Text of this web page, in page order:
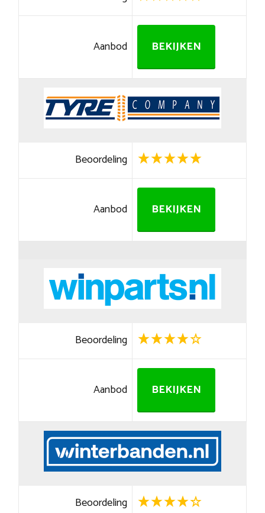
Aanbod BEKIJKEN
Beoordeling
Aanbod BEKIJKEN
Beoordeling
Aanbod BEKIJKEN
Beoordeling